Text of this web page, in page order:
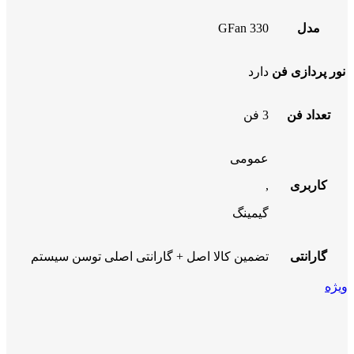
مدل GFan 330
نور پردازی فن دارد
تعداد فن 3 فن
کاربری
عمومی
,
گیمینگ
گارانتی تضمین کالا اصل + گارانتی اصلی توسن سیستم
ویژه